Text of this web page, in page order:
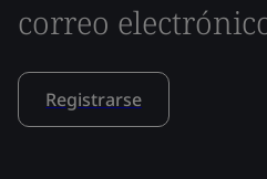
correo
Registrarse